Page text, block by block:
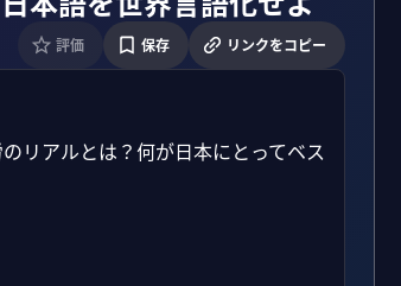
評価 保存 リンクをコピー
リアルとは？何が日本にとってベス